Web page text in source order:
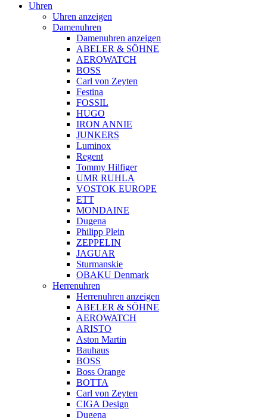
Uhren
Uhren anzeigen
Damenuhren
Damenuhren anzeigen
ABELER & SÖHNE
AEROWATCH
BOSS
Carl von Zeyten
Festina
FOSSIL
HUGO
IRON ANNIE
JUNKERS
Luminox
Regent
Tommy Hilfiger
UMR RUHLA
VOSTOK EUROPE
ETT
MONDAINE
Dugena
Philipp Plein
ZEPPELIN
JAGUAR
Sturmanskie
OBAKU Denmark
Herrenuhren
Herrenuhren anzeigen
ABELER & SÖHNE
AEROWATCH
ARISTO
Aston Martin
Bauhaus
BOSS
Boss Orange
BOTTA
Carl von Zeyten
CIGA Design
Dugena